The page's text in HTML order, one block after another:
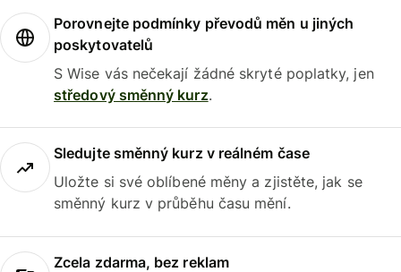
Porovnejte podmínky převodů měn u jiných
poskytovatelů
S Wise vás nečekají žádné skryté poplatky, jen
středový směnný kurz.
Sledujte směnný kurz v reálném čase
Uložte si své oblíbené měny a zjistěte, jak se
směnný kurz v průběhu času mění.
Zcela zdarma, bez reklam